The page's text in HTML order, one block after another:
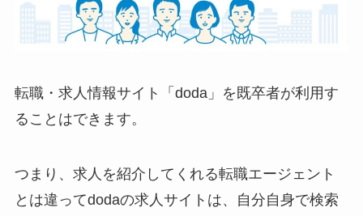
転職・求人情報サイト「doda」を既卒者が利用す
ることはできます。
つまり、求人を紹介してくれる転職エージェント
とは違ってdodaの求人サイトは、自分自身で検索